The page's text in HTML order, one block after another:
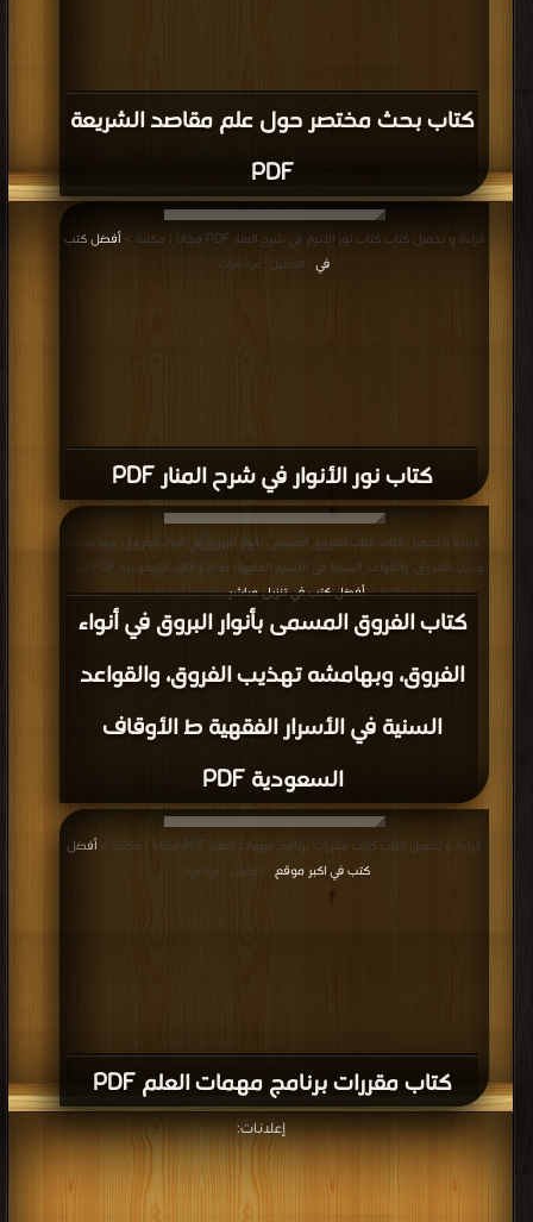
كتاب بحث مختصر حول علم مقاصد الشريعة
PDF
كتاب نور الأنوار في شرح المنار PDF
قراءة و تحميل كتاب كتاب نور الأنوار في شرح المنار PDF مجانا | مكتبة >
أفضل كتب
في
| التحميل : مرة/مرات
كتاب الفروق المسمى بأنوار البروق في أنواء
الفروق، وبهامشه تهذيب الفروق، والقواعد
السنية في الأسرار الفقهية ط الأوقاف
السعودية PDF
قراءة و تحميل كتاب كتاب الفروق المسمى بأنوار البروق في أنواء الفروق، وبهامشه
| مكتبة >أفضل كتب في تنزيل مباشر| التحميل : مرة/مرات
كتاب مقررات برنامج مهمات العلم PDF
قراءة و تحميل كتاب كتاب مقررات برنامج مهمات العلم PDF مجانا | مكتبة >
أفضل
كتب في اكبر موقع
| التحميل : مرة/مرات
إعلانات: